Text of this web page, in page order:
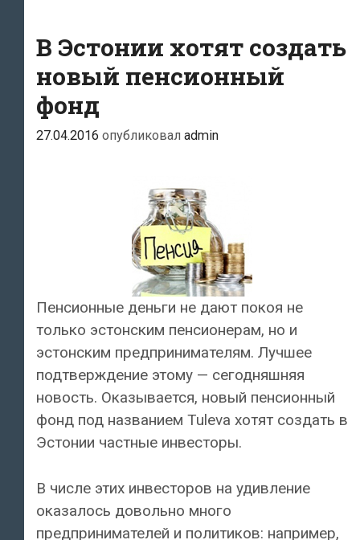
В Эстонии хотят создать
новый пенсионный
фонд
27.04.2016 опубликовал admin
Пенсионные деньги не дают покоя не
только эстонским пенсионерам, но и
эстонским предпринимателям. Лучшее
подтверждение этому — сегодняшняя
новость. Оказывается, новый пенсионный
фонд под названием Tuleva хотят создать в
Эстонии частные инвесторы.
В числе этих инвесторов на удивление
оказалось довольно много
предпринимателей и политиков: например,